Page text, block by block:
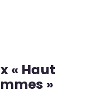
« Haut
»